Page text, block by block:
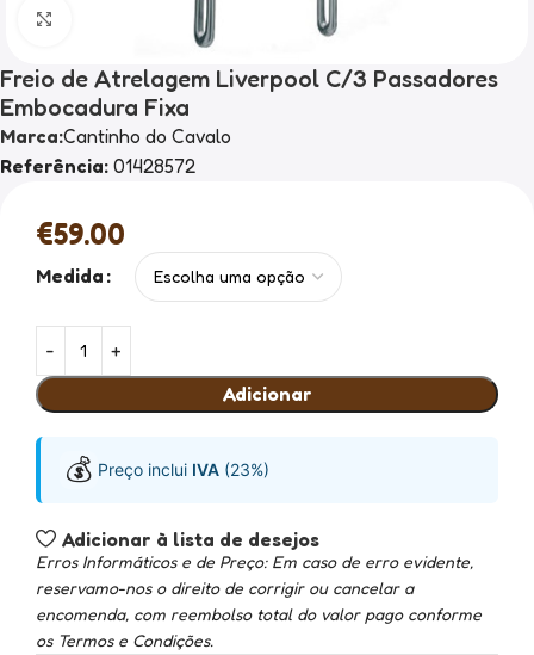
Clique para ampliar
Freio de Atrelagem Liverpool C/3 Passadores
Embocadura Fixa
Marca:Cantinho do Cavalo
Referência: 01428572
€59.00
Medida
Adicionar
💰 Preço inclui IVA (23%)
Adicionar à lista de desejos
Erros Informáticos e de Preço: Em caso de erro evidente,
reservamo-nos o direito de corrigir ou cancelar a
encomenda, com reembolso total do valor pago conforme
os Termos e Condições.